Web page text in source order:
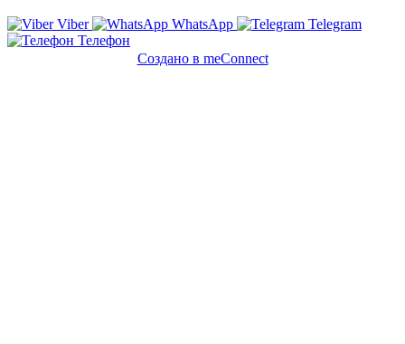
Viber WhatsApp
Telegram
Телефон
Создано в meConnect